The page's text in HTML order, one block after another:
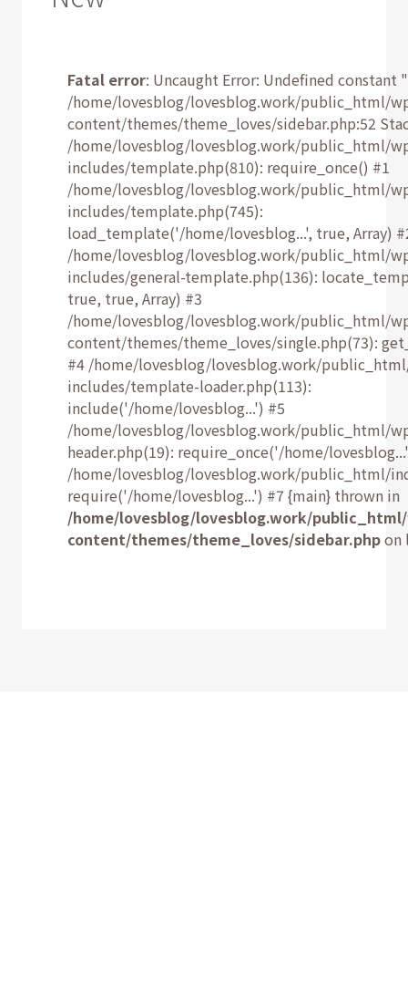
Fatal error: Uncaught Error: Undefined constant
/home/lovesblog/lovesblog.work/public_html/
content/themes/theme_loves/sidebar.php:52
/home/lovesblog/lovesblog.work/public_html/
includes/template.php(810): require_once() #1
/home/lovesblog/lovesblog.work/public_html/
includes/template.php(745):
load_template('/home/lovesblog...', true, Array)
/home/lovesblog/lovesblog.work/public_html/
includes/general-template.php(136):
true, true, Array) #3
/home/lovesblog/lovesblog.work/public_html/
content/themes/theme_loves/single.php(73):
#4 /home/lovesblog/lovesblog.work/
includes/template-loader.php(113):
include('/home/lovesblog...') #5
/home/lovesblog/lovesblog.work/public_html/
header.php(19): require_once('/home/
/home/lovesblog/lovesblog.work/public_html/
require('/home/lovesblog...') #7 {main} thrown in
/home/lovesblog/lovesblog.work/
content/themes/theme_loves/sidebar.phpon